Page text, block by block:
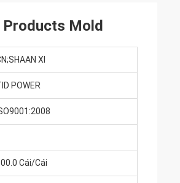
Products Mold
XI
POWER
Cái/Cái